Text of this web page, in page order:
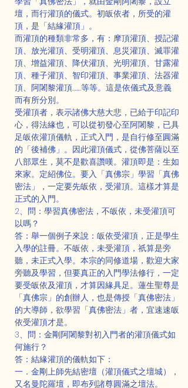
壇，而行灌頂的儀式。初皈依者，所受的灌
頂，是「結緣灌頂」。
而灌頂的種類非常多，有：摩頂灌頂、授記灌
頂、放光灌頂、受明灌頂、息災灌頂、滅罪灌
頂、增益灌頂、降伏灌頂、光明灌頂、甘露灌
頂、種子灌頂、智印灌頂、事業灌頂、法器灌
頂、阿闍黎灌頂………等等。這是依儀式及意義
而有所分別。
受灌頂者，表示諸佛大慈大悲，已給于印記印
心，得法緣也，可以從初發心至阿闍黎，已具
足皈依灌頂儀軌，正式入門，是自行修至圓滿
的「後補佛」。因此灌頂儀式，從佛菩薩以至
八部眾生，莫不是歡喜讚嘆。灌頂即是：生如
來家。定紹佛位。要入「真佛宗」學習「真佛
密法」，一定要先皈依，受灌頂。這樣才算是
正式的入門。
2、問：學習真佛密法，不皈依，未受灌頂可
以嗎？
答：舉一個例子來說：皈依受灌頂，正是學生
入學的註冊。不皈依，未受灌頂，祇算是旁
聽，未正式入學。本宗的同修道場，歡迎大家
旁聽及學習，但要真正的入門學法修行，一定
要受皈依及灌頂，才算因緣具足。蓮生聖尊是
「真佛宗」的創辦人，也是傳授「真佛密法」
的大導師，欲學習「真佛密法」者，宜速速皈
依受灌頂才是。
3、問：金剛阿闍黎對初入門者的灌頂儀式如
何施行？
答：結緣灌頂的儀軌如下：
一．金剛上師先結密壇（灌頂儀式之壇城），
又名曼陀羅壇，即布列諸尊圓滿之壇法。